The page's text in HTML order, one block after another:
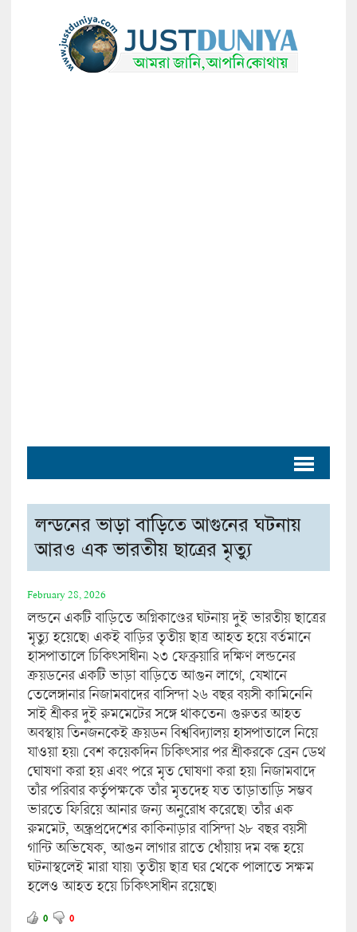
লন্ডনের ভাড়া বাড়িতে আগুনের ঘটনায়
আরও এক ভারতীয় ছাত্রের মৃত্যু
February 28, 2026
লন্ডনে একটি বাড়িতে অগ্নিকাণ্ডের ঘটনায় দুই ভারতীয় ছাত্রের
মৃত্যু হয়েছে। একই বাড়ির তৃতীয় ছাত্র আহত হয়ে বর্তমানে
হাসপাতালে চিকিৎসাধীন। ২৩ ফেব্রুয়ারি দক্ষিণ লন্ডনের
ক্রয়ডনের একটি ভাড়া বাড়িতে আগুন লাগে, যেখানে
তেলেঙ্গানার নিজামবাদের বাসিন্দা ২৬ বছর বয়সী কামিনেনি
সাই শ্রীকর দুই রুমমেটের সঙ্গে থাকতেন। গুরুতর আহত
অবস্থায় তিনজনকেই ক্রয়ডন বিশ্ববিদ্যালয় হাসপাতালে নিয়ে
যাওয়া হয়। বেশ কয়েকদিন চিকিৎসার পর শ্রীকরকে ব্রেন ডেথ
ঘোষণা করা হয় এবং পরে মৃত ঘোষণা করা হয়। নিজামবাদে
তাঁর পরিবার কর্তৃপক্ষকে তাঁর মৃতদেহ যত তাড়াতাড়ি সম্ভব
ভারতে ফিরিয়ে আনার জন্য অনুরোধ করেছে। তাঁর এক
রুমমেট, অন্ধ্রপ্রদেশের কাকিনাড়ার বাসিন্দা ২৮ বছর বয়সী
গান্টি অভিষেক, আগুন লাগার রাতে ধোঁয়ায় দম বন্ধ হয়ে
ঘটনাস্থলেই মারা যায়। তৃতীয় ছাত্র ঘর থেকে পালাতে সক্ষম
হলেও আহত হয়ে চিকিৎসাধীন রয়েছে।
0 0